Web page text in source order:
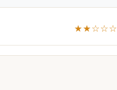
★★☆☆☆